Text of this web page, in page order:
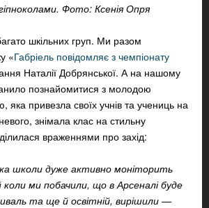
Фото: Ксенія Опря
шкільних груп. Ми разом
«Габріель повідомляє з чемпіонату
Наталії Добрянської. А на нашому
познайомитися з молодою
яка привезла своїх учнів та учениць на
знімала клас на стильну
враженнями про захід:
школи дуже активно моніторить
ми побачили, що в Арсеналі буде
та ще й освітній, вирішили —